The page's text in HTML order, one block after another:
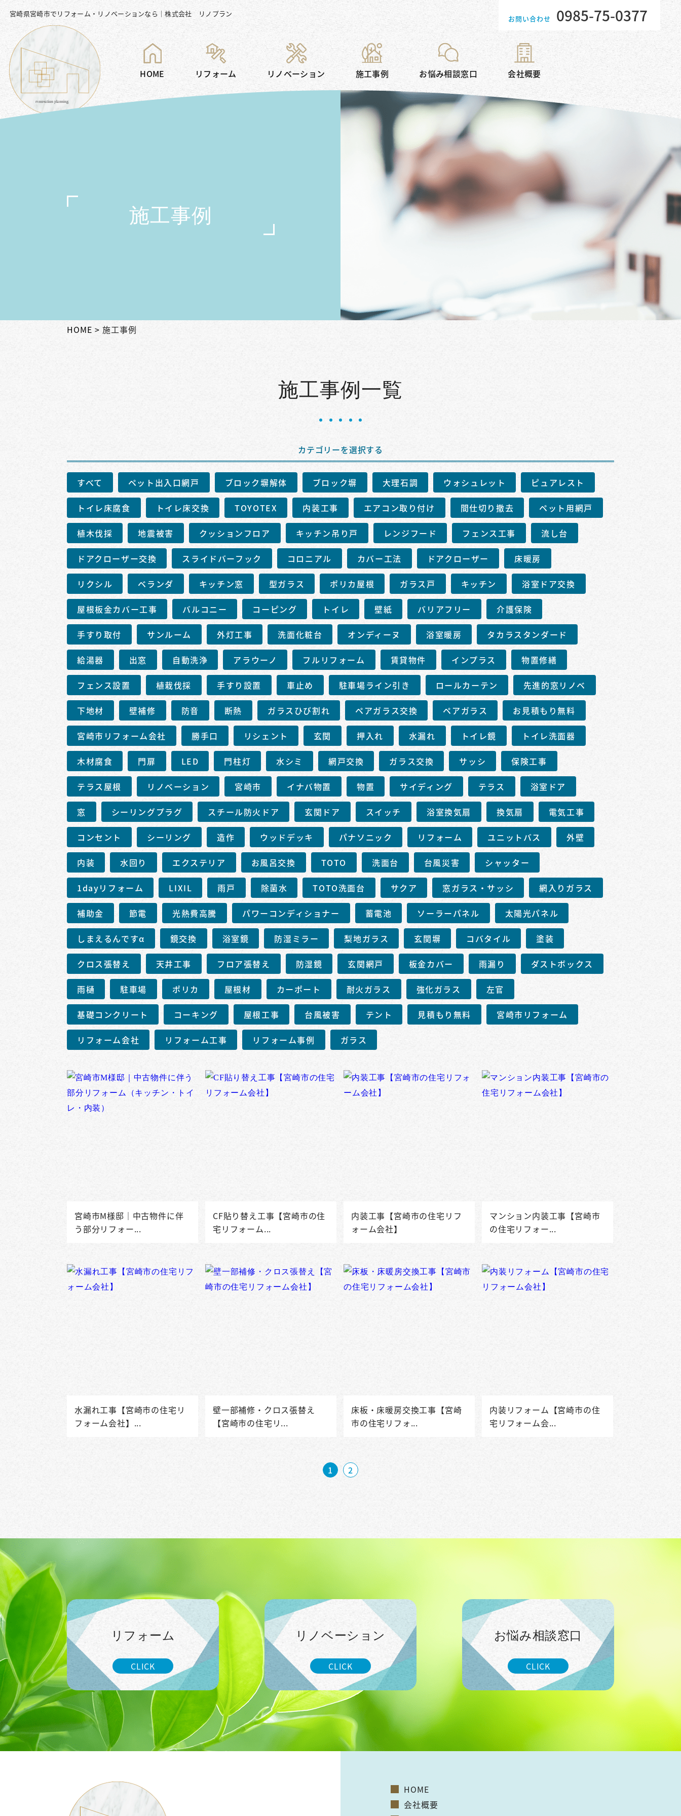
宮崎県宮崎市でリフォーム・リノベーションなら｜株式会社 リノプラン
お問い合わせ 0985-75-0377
HOME リフォーム リノベーション 施工事例 お悩み相談窓口 会社概要
施工事例
HOME 施工事例
施工事例一覧
カテゴリーを選択する
すべて ペット出入口網戸 ブロック塀解体 ブロック塀 大理石調 ウォシュレット ピュアレスト
トイレ床腐食 トイレ床交換 TOYOTEX 内装工事 エアコン取り付け 間仕切り撤去 ペット用網戸
植木伐採 地震被害 クッションフロア キッチン吊り戸 レンジフード フェンス工事 流し台
ドアクローザー交換 スライドバーフック コロニアル カバー工法 ドアクローザー 床暖房
リクシル ベランダ キッチン窓 型ガラス ポリカ屋根 ガラス戸 キッチン 浴室ドア交換
屋根板金カバー工事 バルコニー コーピング トイレ 壁紙 バリアフリー 介護保険
手すり取付 サンルーム 外灯工事 洗面化粧台 オンディーヌ 浴室暖房 タカラスタンダード
給湯器 出窓 自動洗浄 アラウーノ フルリフォーム 賃貸物件 インプラス 物置修繕
フェンス設置 植栽伐採 手すり設置 車止め 駐車場ライン引き ロールカーテン 先進的窓リノベ
下地材 壁補修 防音 断熱 ガラスひび割れ ペアガラス交換 ペアガラス お見積もり無料
宮崎市リフォーム会社 勝手口 リシェント 玄関 押入れ 水漏れ トイレ鏡 トイレ洗面器
木材腐食 門扉 LED 門柱灯 水シミ 網戸交換 ガラス交換 サッシ 保険工事
テラス屋根 リノベーション 宮崎市 イナバ物置 物置 サイディング テラス 浴室ドア
窓 シーリングプラグ スチール防火ドア 玄関ドア スイッチ 浴室換気扇 換気扇 電気工事
コンセント シーリング 造作 ウッドデッキ パナソニック リフォーム ユニットバス 外壁
内装 水回り エクステリア お風呂交換 TOTO 洗面台 台風災害 シャッター
1dayリフォーム LIXIL 雨戸 除菌水 TOTO洗面台 サクア 窓ガラス・サッシ 網入りガラス
補助金 節電 光熱費高騰 パワーコンディショナー 蓄電池 ソーラーパネル 太陽光パネル
しまえるんですα 鏡交換 浴室鏡 防湿ミラー 梨地ガラス 玄関塀 コバタイル 塗装
クロス張替え 天井工事 フロア張替え 防湿鏡 玄関網戸 板金カバー 雨漏り ダストボックス
雨樋 駐車場 ポリカ 屋根材 カーポート 耐火ガラス 強化ガラス 左官
基礎コンクリート コーキング 屋根工事 台風被害 テント 見積もり無料 宮崎市リフォーム
リフォーム会社 リフォーム工事 リフォーム事例 ガラス
宮崎市M様邸｜中古物件に伴
う部分リフォー...
CF貼り替え工事【宮崎市の住
宅リフォーム...
内装工事【宮崎市の住宅リフ
ォーム会社】
マンション内装工事【宮崎市
の住宅リフォー...
水漏れ工事【宮崎市の住宅リ
フォーム会社】...
壁一部補修・クロス張替え
【宮崎市の住宅リ...
床板・床暖房交換工事【宮崎
市の住宅リフォ...
内装リフォーム【宮崎市の住
宅リフォーム会...
1 2
リフォーム
CLICK
リノベーション
CLICK
お悩み相談窓口
CLICK
HOME
会社概要